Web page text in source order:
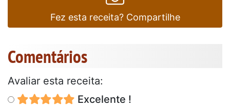
Fez esta receita? Compartilhe
Comentários
Avaliar esta receita:
Excelente !